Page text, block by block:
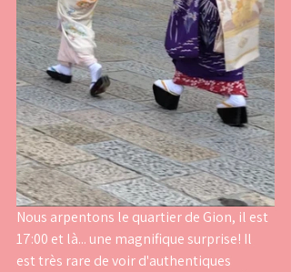
Nous arpentons le quartier de Gion, il est
17:00 et là... une magnifique surprise! Il
est très rare de voir d'authentiques